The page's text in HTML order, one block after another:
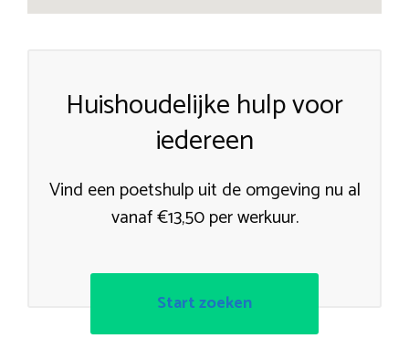
Huishoudelijke hulp voor
iedereen
Vind een poetshulp uit de omgeving nu al
vanaf €13,50 per werkuur.
Start zoeken